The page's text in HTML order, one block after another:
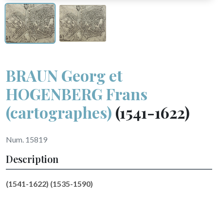
BRAUN Georg et
HOGENBERG Frans
(cartographes) (1541-1622)
Num. 15819
Description
(1541-1622) (1535-1590)